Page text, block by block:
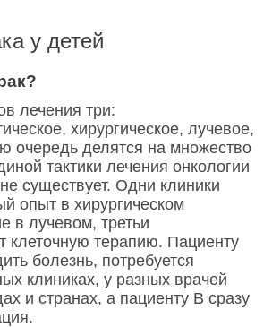
у детей
лечения три:
хирургическое, лучевое,
очередь делятся на множество
тактики лечения онкологии
существует. Одни клиники
опыт в хирургическом
в лучевом, третьи
клеточную терапию. Пациенту
болезнь, потребуется
клиниках, у разных врачей
и странах, а пациенту В сразу